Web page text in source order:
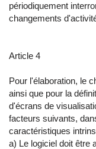
périodiquement
changements
Article 4
Pour l'élaboration, le
ainsi que pour la
d'écrans de
facteurs suivants,
caractéristiques
a) Le logiciel doit être